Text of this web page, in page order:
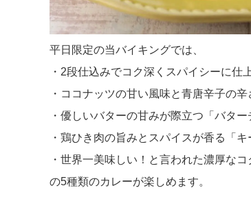
平日限定の当バイキングでは、
・2段仕込みでコク深くスパイシーに仕
・ココナッツの甘い風味と青唐辛子の
・優しいバターの甘みが際立つ「バター
・鶏ひき肉の旨みとスパイスが香る「キ
・世界一美味しい！と言われた濃厚な
の5種類のカレーが楽しめます。